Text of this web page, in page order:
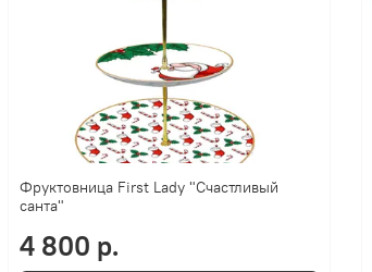
Фруктовница First Lady "Счастливый
санта"
4 800 р.